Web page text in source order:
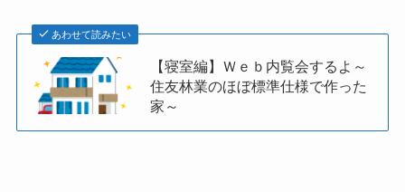
あわせて読みたい
【寝室編】Ｗｅｂ内覧会するよ～
住友林業のほぼ標準仕様で作った
家～